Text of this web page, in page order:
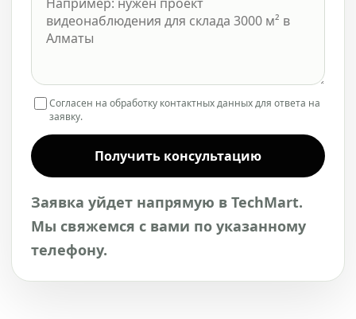
Согласен на обработку контактных данных для ответа на
заявку.
Получить консультацию
Заявка уйдет напрямую в TechMart.
Мы свяжемся с вами по указанному
телефону.